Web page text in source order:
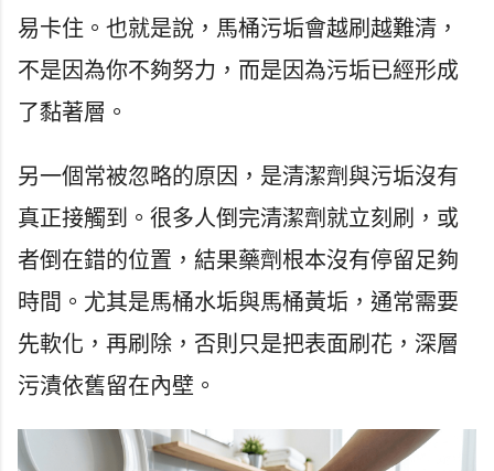
易卡住。也就是說，馬桶污垢會越刷越難清，
不是因為你不夠努力，而是因為污垢已經形成
了黏著層。
另一個常被忽略的原因，是清潔劑與污垢沒有
真正接觸到。很多人倒完清潔劑就立刻刷，或
者倒在錯的位置，結果藥劑根本沒有停留足夠
時間。尤其是馬桶水垢與馬桶黃垢，通常需要
先軟化，再刷除，否則只是把表面刷花，深層
污漬依舊留在內壁。